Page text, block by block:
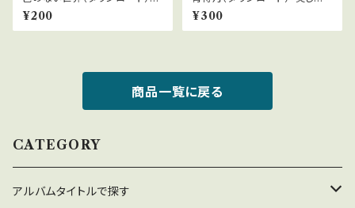
『海のトワイライトゾーン』より
¥200
里〜四季」より
¥300
商品一覧に戻る
CATEGORY
アルバムタイトルで探す